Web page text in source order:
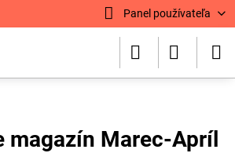
Panel používateľa
magazín Marec-Apríl